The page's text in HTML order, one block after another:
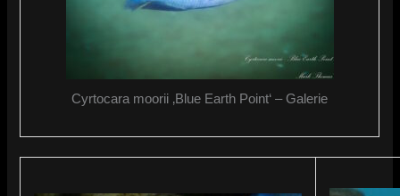
Cyrtocara moorii ‚Blue Earth Point‘ – Galerie